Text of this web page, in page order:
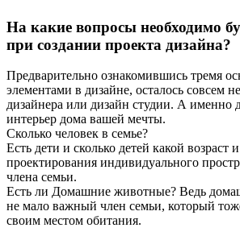
На какие вопросы необходимо
при создании проекта дизайна?
Предварительно ознакомившись тремя
элементами в дизайне, осталось совсем
дизайнера или дизайн студии. А именно
интерьер дома вашей мечты.
Сколько человек в семье?
Есть дети и сколько детей какой возраст
проектирования индивидуального
члена семьи.
Есть ли Домашние животные? Ведь
не мало важный член семьи, который
своим местом обитания.